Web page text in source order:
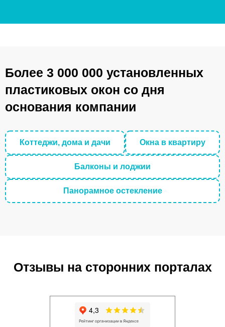
Более 3 000 000 установленных
пластиковых окон со дня
основания компании
Коттеджи, дома и дачи Окна в квартиру
Балконы и лоджии
Панорамное остекление
Отзывы на сторонних порталах